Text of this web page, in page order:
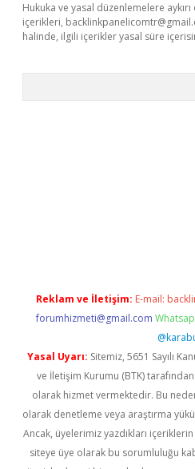
Hukuka ve yasal düzenlemelere
içerikleri,
halinde, ilgili içerikler yasal süre
Reklam ve İletişim: E-mail:
forumhizmeti@gmail.com
Yasal Uyarı: Sitemiz, 5651 Sayılı
ve İletişim Kurumu (BTK)
olarak hizmet vermektedir. Bu
olarak denetleme veya araştırma
Ancak, üyelerimiz yazdıkları
siteye üye olarak bu sorumluluğu